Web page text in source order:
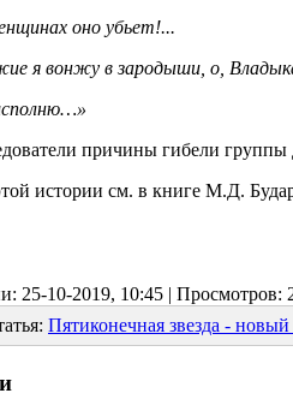
оно убьет!...
я вонжу в зародыши, о,
причины гибели группы
истории см. в книге М.Д.
25-10-2019, 10:45 | Просмотров:
Пятиконечная звезда -